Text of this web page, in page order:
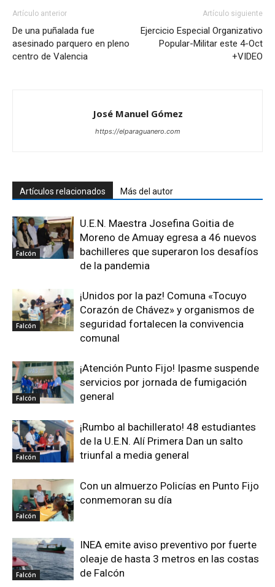
Artículo anterior
De una puñalada fue
asesinado parquero en pleno
centro de Valencia
Artículo siguiente
Ejercicio Especial Organizativo
Popular-Militar este 4-Oct
+VIDEO
José Manuel Gómez
https://elparaguanero.com
Artículos relacionados Más del autor
Falcón
U.E.N. Maestra Josefina Goitia de
Moreno de Amuay egresa a 46 nuevos
bachilleres que superaron los desafíos
de la pandemia
Falcón
¡Unidos por la paz! Comuna «Tocuyo
Corazón de Chávez» y organismos de
seguridad fortalecen la convivencia
comunal
Falcón
¡Atención Punto Fijo! Ipasme suspende
servicios por jornada de fumigación
general
Falcón
¡Rumbo al bachillerato! 48 estudiantes
de la U.E.N. Alí Primera Dan un salto
triunfal a media general
Falcón
Con un almuerzo Policías en Punto Fijo
conmemoran su día
Falcón
INEA emite aviso preventivo por fuerte
oleaje de hasta 3 metros en las costas
de Falcón